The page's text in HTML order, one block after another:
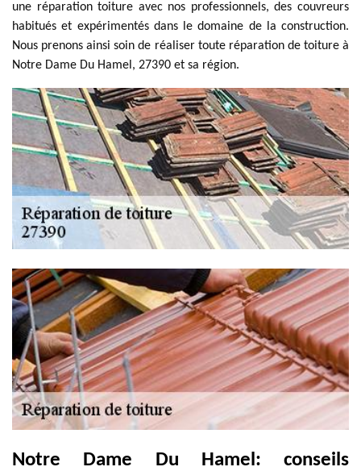
une réparation toiture avec nos professionnels, des couvreurs
habitués et expérimentés dans le domaine de la construction.
Nous prenons ainsi soin de réaliser toute réparation de toiture à
Notre Dame Du Hamel, 27390 et sa région.
Notre Dame Du Hamel: conseils